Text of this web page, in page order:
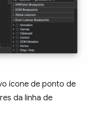
ícone de ponto de
da linha de